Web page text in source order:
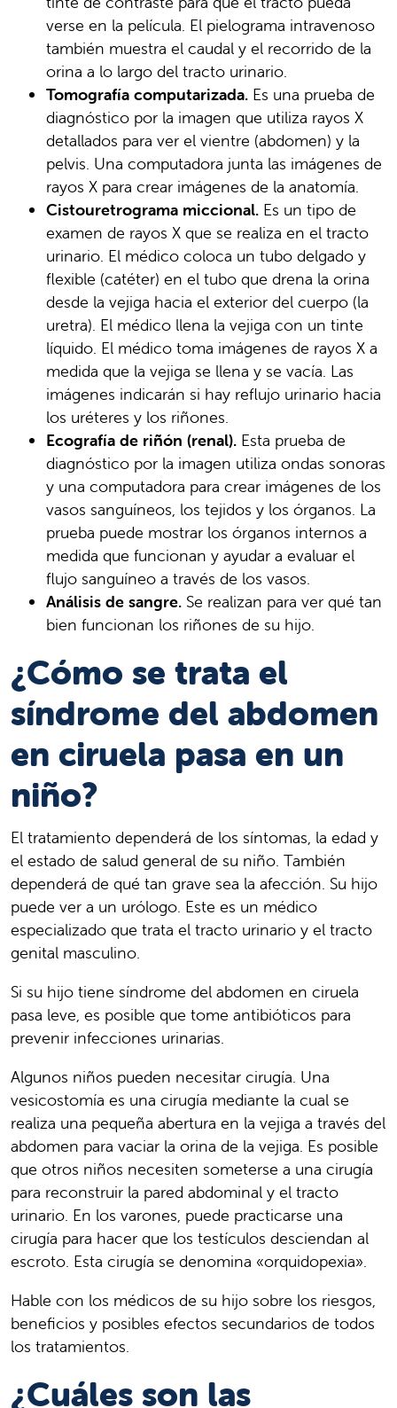
verse en la película. El pielograma intravenoso
también muestra el caudal y el recorrido de la
orina a lo largo del tracto urinario.
Tomografía computarizada. Es una prueba de
diagnóstico por la imagen que utiliza rayos X
detallados para ver el vientre (abdomen) y la
pelvis. Una computadora junta las imágenes de
rayos X para crear imágenes de la anatomía.
Cistouretrograma miccional. Es un tipo de
examen de rayos X que se realiza en el tracto
urinario. El médico coloca un tubo delgado y
flexible (catéter) en el tubo que drena la orina
desde la vejiga hacia el exterior del cuerpo (la
uretra). El médico llena la vejiga con un tinte
líquido. El médico toma imágenes de rayos X a
medida que la vejiga se llena y se vacía. Las
imágenes indicarán si hay reflujo urinario hacia
los uréteres y los riñones.
Ecografía de riñón (renal). Esta prueba de
diagnóstico por la imagen utiliza ondas sonoras
y una computadora para crear imágenes de los
vasos sanguíneos, los tejidos y los órganos. La
prueba puede mostrar los órganos internos a
medida que funcionan y ayudar a evaluar el
flujo sanguíneo a través de los vasos.
Análisis de sangre. Se realizan para ver qué tan
bien funcionan los riñones de su hijo.
¿Cómo se trata el
síndrome del abdomen
en ciruela pasa en un
niño?
El tratamiento dependerá de los síntomas, la edad y
el estado de salud general de su niño. También
dependerá de qué tan grave sea la afección. Su hijo
puede ver a un urólogo. Este es un médico
especializado que trata el tracto urinario y el tracto
genital masculino.
Si su hijo tiene síndrome del abdomen en ciruela
pasa leve, es posible que tome antibióticos para
prevenir infecciones urinarias.
Algunos niños pueden necesitar cirugía. Una
vesicostomía es una cirugía mediante la cual se
realiza una pequeña abertura en la vejiga a través del
abdomen para vaciar la orina de la vejiga. Es posible
que otros niños necesiten someterse a una cirugía
para reconstruir la pared abdominal y el tracto
urinario. En los varones, puede practicarse una
cirugía para hacer que los testículos desciendan al
escroto. Esta cirugía se denomina «orquidopexia».
Hable con los médicos de su hijo sobre los riesgos,
beneficios y posibles efectos secundarios de todos
los tratamientos.
¿Cuáles son las